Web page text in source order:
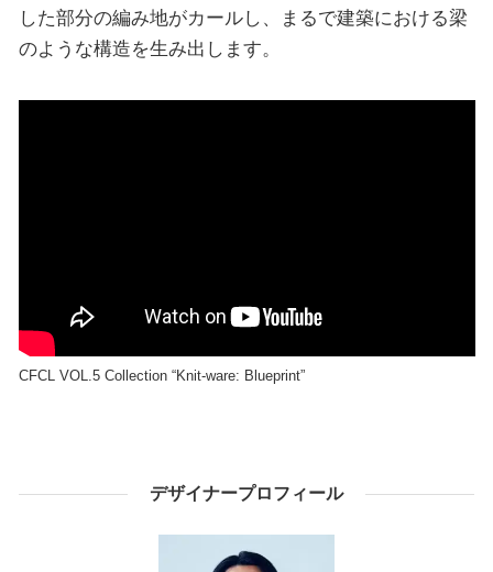
した部分の編み地がカールし、まるで建築における梁
のような構造を⽣み出します。
CFCL VOL.5 Collection “Knit-ware: Blueprint”
デザイナープロフィール